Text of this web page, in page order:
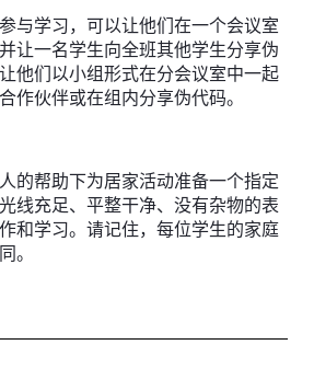
与学习，可以让他们在一个会议室
让一名学生向全班其他学生分享伪
他们以小组形式在分会议室中一起
作伙伴或在组内分享伪代码。
的帮助下为居家活动准备一个指定
线充足、平整干净、没有杂物的表
和学习。请记住，每位学生的家庭
。